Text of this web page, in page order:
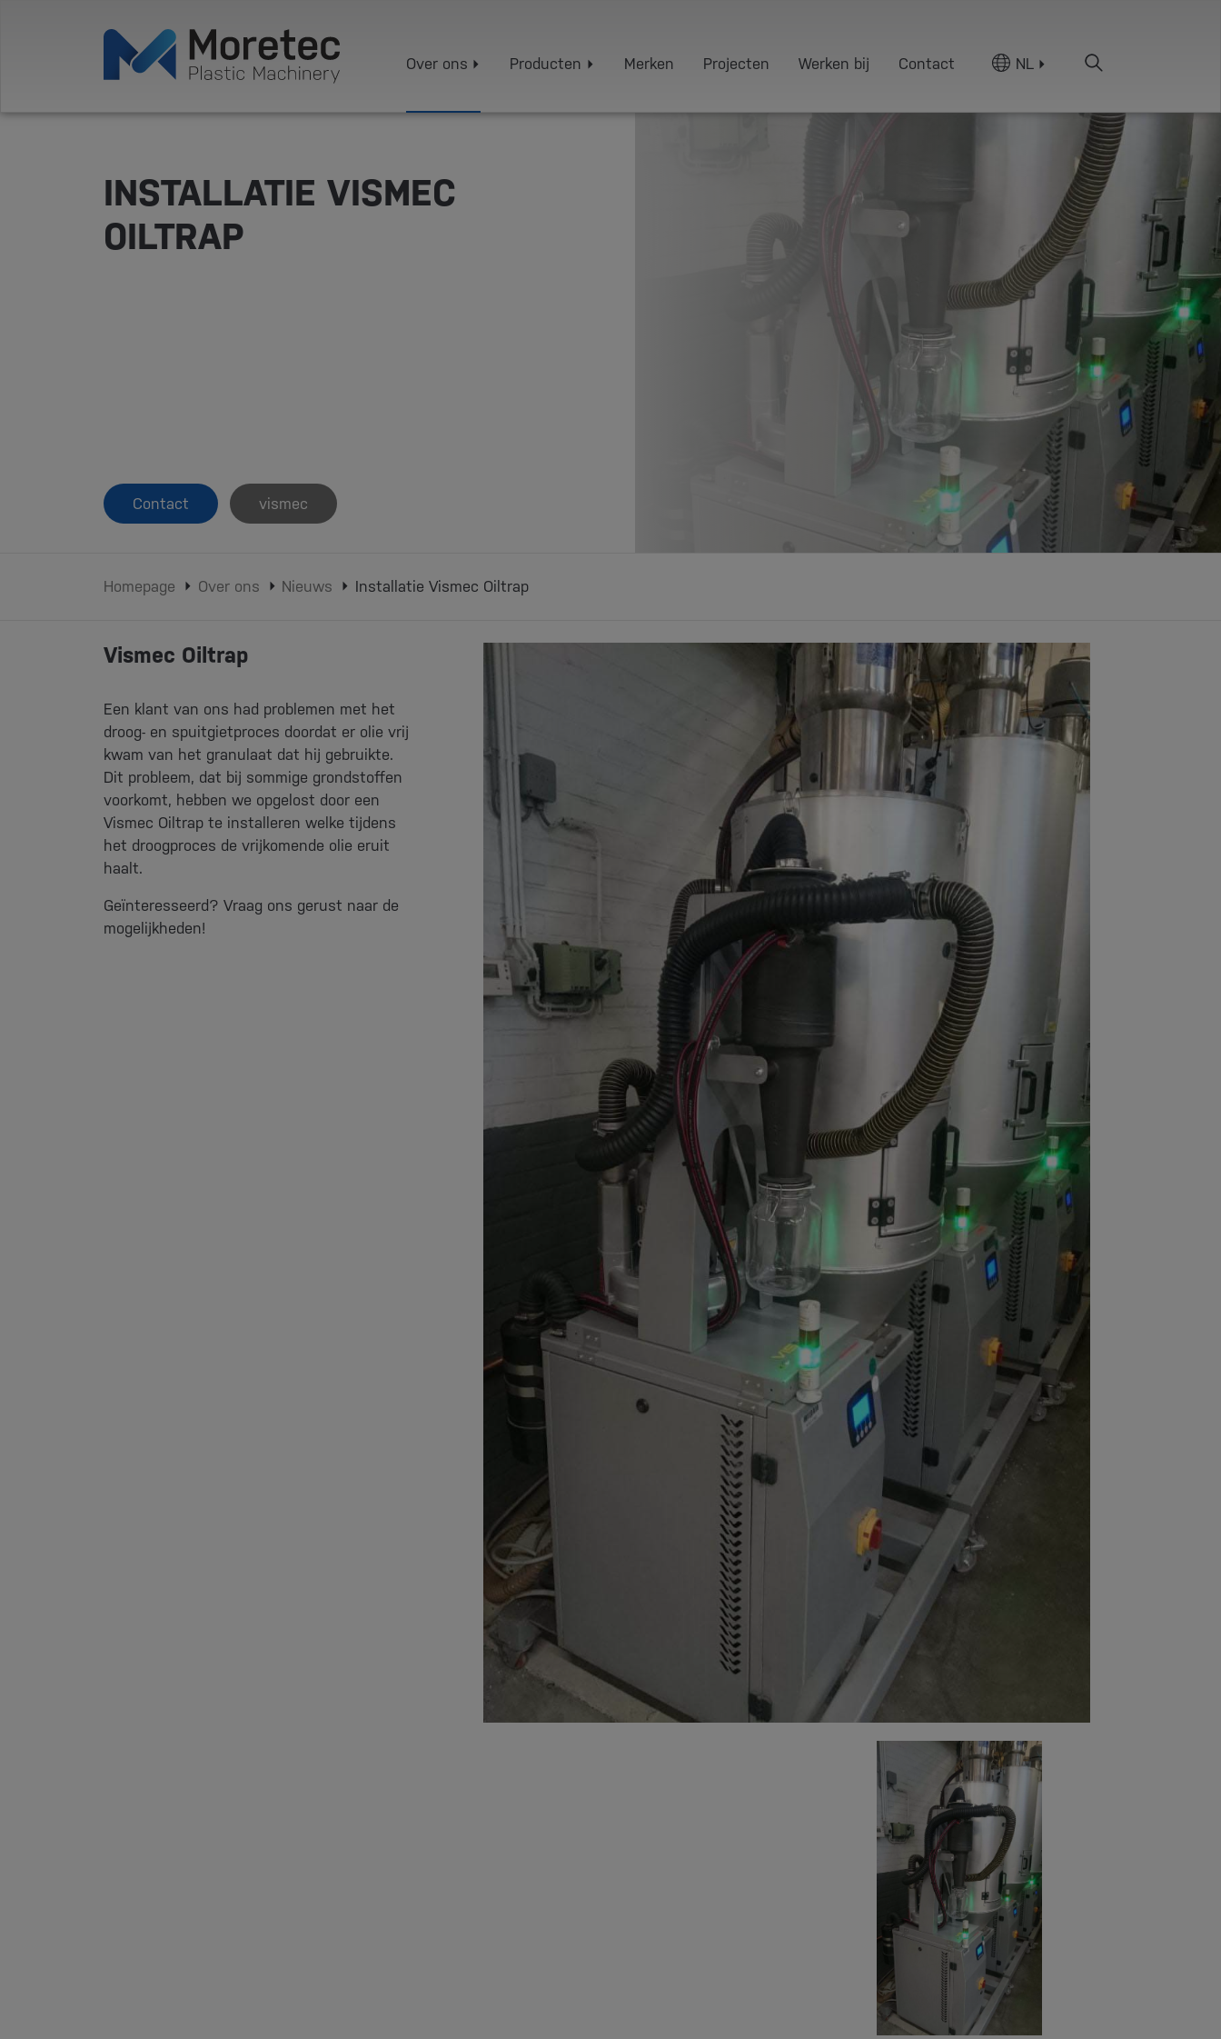
Over ons Producten Merken Projecten Werken bij Contact NL
INSTALLATIE VISMEC
OILTRAP
Contact vismec
Homepage Over ons Nieuws Installatie Vismec Oiltrap
Vismec Oiltrap
Een klant van ons had problemen met het
droog- en spuitgietproces doordat er olie vrij
kwam van het granulaat dat hij gebruikte.
Dit probleem, dat bij sommige grondstoffen
voorkomt, hebben we opgelost door een
Vismec Oiltrap te installeren welke tijdens
het droogproces de vrijkomende olie eruit
haalt.
Geïnteresseerd? Vraag ons gerust naar de
mogelijkheden!